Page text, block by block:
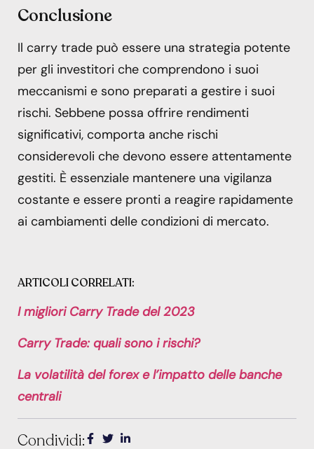
Conclusione
Il carry trade può essere una strategia potente
per gli investitori che comprendono i suoi
meccanismi e sono preparati a gestire i suoi
rischi. Sebbene possa offrire rendimenti
significativi, comporta anche rischi
considerevoli che devono essere attentamente
gestiti. È essenziale mantenere una vigilanza
costante e essere pronti a reagire rapidamente
ai cambiamenti delle condizioni di mercato.
ARTICOLI CORRELATI:
I migliori Carry Trade del 2023
Carry Trade: quali sono i rischi?
La volatilità del forex e l’impatto delle banche
centrali
Condividi: